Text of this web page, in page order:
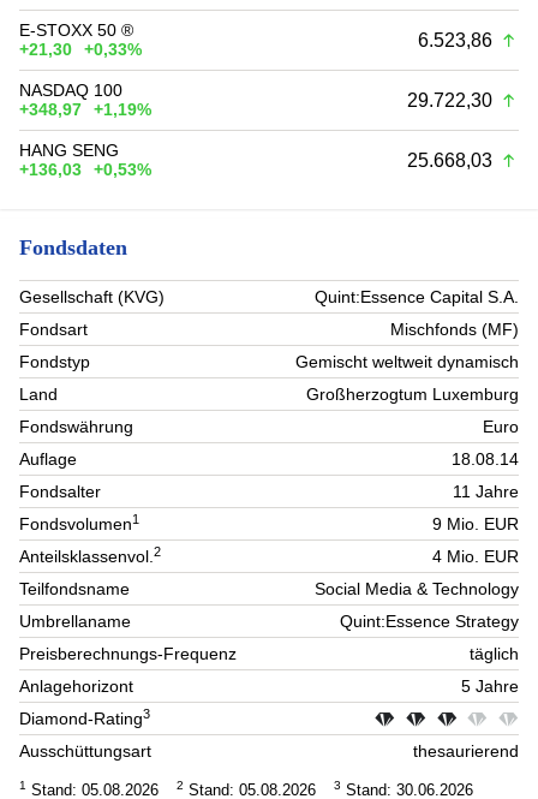
E-STOXX 50 ®
+21,30
+0,33% 6.523,86
NASDAQ 100
+348,97
+1,19% 29.722,30
HANG SENG
+136,03
+0,53% 25.668,03
Fondsdaten
Gesellschaft (KVG)
Quint:Essence Capital S.A.
Fondsart
Mischfonds (MF)
Fondstyp
Gemischt weltweit dynamisch
Land
Großherzogtum Luxemburg
Fondswährung
Euro
Auflage
18.08.14
Fondsalter
11 Jahre
Fondsvolumen1
9 Mio. EUR
Anteilsklassenvol.2
4 Mio. EUR
Teilfondsname
Social Media & Technology
Umbrellaname
Quint:Essence Strategy
Preisberechnungs-Frequenz
täglich
Anlagehorizont
5 Jahre
Diamond-Rating3
Ausschüttungsart thesaurierend
1 Stand: 05.08.2026 2 Stand: 05.08.2026 3 Stand: 30.06.2026